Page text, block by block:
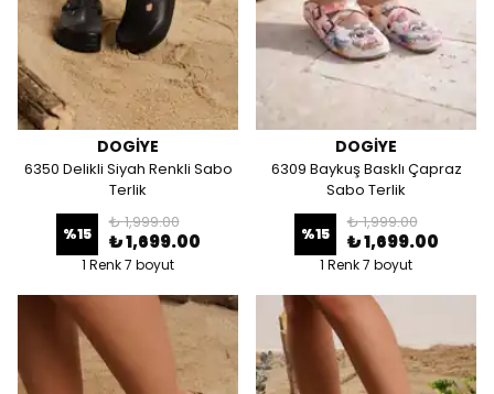
DOGİYE
6350 Delikli Siyah Renkli Sabo
Terlik
%15
₺ 1,999.00
₺ 1,699.00
1 Renk 7 boyut
DOGİYE
6309 Baykuş Basklı Çapraz
Sabo Terlik
%15
₺ 1,999.00
₺ 1,699.00
1 Renk 7 boyut